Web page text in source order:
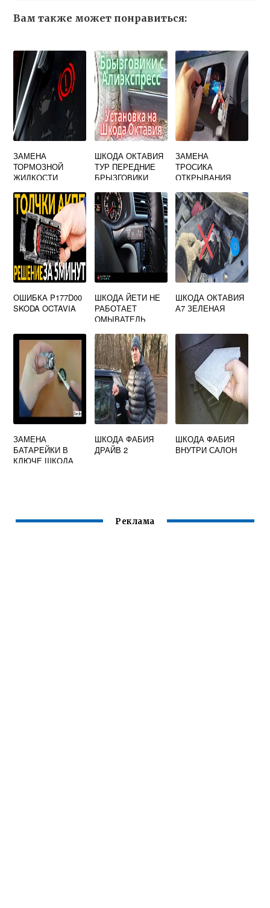
Вам также может понравиться:
ЗАМЕНА
ТОРМОЗНОЙ
ЖИДКОСТИ
А5
ШКОДА ОКТАВИЯ
ТУР ПЕРЕДНИЕ
БРЫЗГОВИКИ
ЗАМЕНА
ТРОСИКА
ОТКРЫВАНИЯ
ОКТАВИЯ ТУР
ЗАДНЕЙ
ОШИБКА P177D00
SKODA OCTAVIA
ШКОДА ЙЕТИ НЕ
РАБОТАЕТ
ОМЫВАТЕЛЬ
СТЕКЛА
ШКОДА ОКТАВИЯ
А7 ЗЕЛЕНАЯ
ЗАМЕНА
БАТАРЕЙКИ В
КЛЮЧЕ ШКОДА
ШКОДА ФАБИЯ
ДРАЙВ 2
ШКОДА ФАБИЯ
ВНУТРИ САЛОН
Реклама